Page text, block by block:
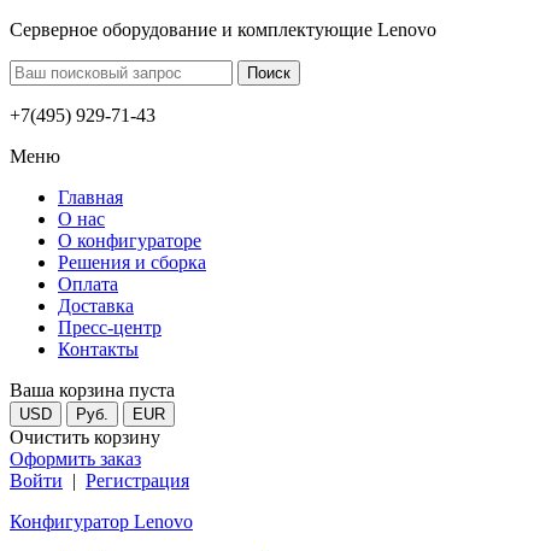
Серверное оборудование и комплектующие Lenovo
+7(495) 929-71-43
Меню
Главная
О нас
О конфигураторе
Решения и сборка
Оплата
Доставка
Пресс-центр
Контакты
Ваша корзина пуста
USD Руб. EUR
Очистить корзину
Оформить заказ
Войти | Регистрация
Конфигуратор Lenovo